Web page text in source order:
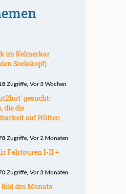
im Kelmerkar
Seelakopf)
Zugriffe, Vor 3 Wochen
gesucht:
die die
auf Hütten
Zugriffe, Vor 2 Monaten
Felstouren I-II +
Zugriffe, Vor 3 Monaten
des Monats